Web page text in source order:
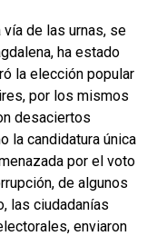
de las urnas, se
ha estado
la elección popular
por los mismos
desaciertos
la candidatura única
por el voto
de algunos
las ciudadanías
enviaron